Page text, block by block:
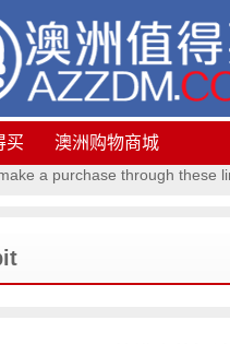
买 澳洲购物商城
a purchase through these